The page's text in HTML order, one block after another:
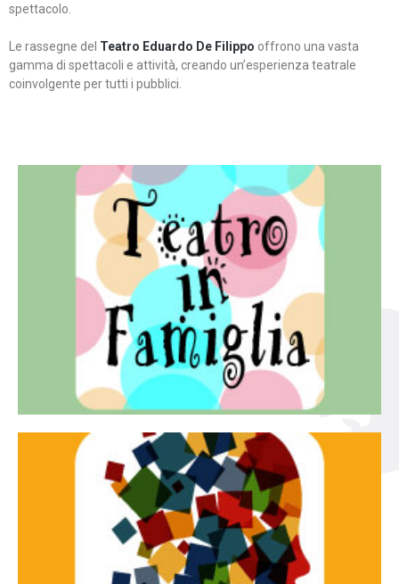
spettacolo.
Le rassegne del Teatro Eduardo De Filippo offrono una vasta
gamma di spettacoli e attività, creando un’esperienza teatrale
coinvolgente per tutti i pubblici.
Teatro in famiglia
Teatro In Famiglia è una rassegna di teatro concepita
per far condividere e godere del teatro all’intera
famiglia.
Continua
Tracce Dinamiche è una rassegna di teatro
d’innovazione e sperimentale.
Continua